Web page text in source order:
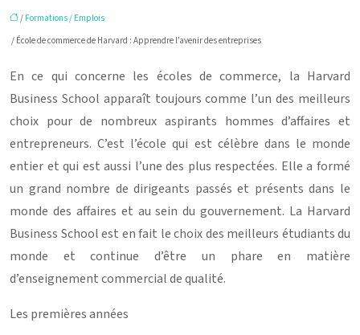
/ Formations / Emplois
/ École de commerce de Harvard : Apprendre l’avenir des entreprises
En ce qui concerne les écoles de commerce, la Harvard
Business School apparaît toujours comme l’un des meilleurs
choix pour de nombreux aspirants hommes d’affaires et
entrepreneurs. C’est l’école qui est célèbre dans le monde
entier et qui est aussi l’une des plus respectées. Elle a formé
un grand nombre de dirigeants passés et présents dans le
monde des affaires et au sein du gouvernement. La Harvard
Business School est en fait le choix des meilleurs étudiants du
monde et continue d’être un phare en matière
d’enseignement commercial de qualité.
Les premières années